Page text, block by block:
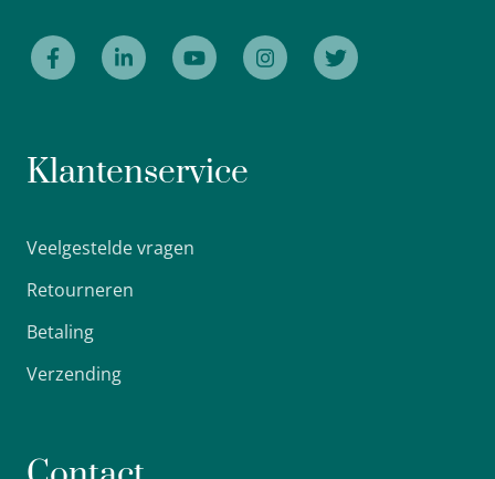
Klantenservice
Veelgestelde vragen
Retourneren
Betaling
Verzending